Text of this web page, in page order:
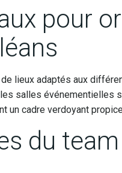
pour
lieux adaptés aux
salles événementielles
un cadre verdoyant
du